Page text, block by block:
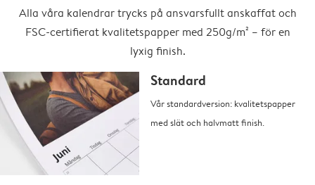
Alla våra kalendrar trycks på ansvarsfullt anskaffat och
FSC-certifierat kvalitetspapper med 250g/m² – för en
lyxig finish.
Standard
Vår standardversion: kvalitetspapper
med slät och halvmatt finish.